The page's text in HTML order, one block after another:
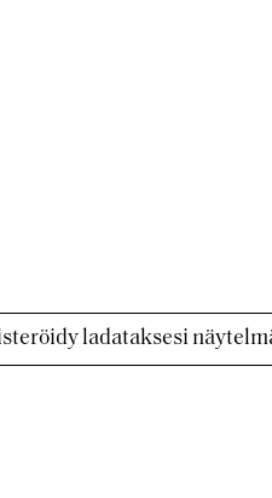
ladataksesi